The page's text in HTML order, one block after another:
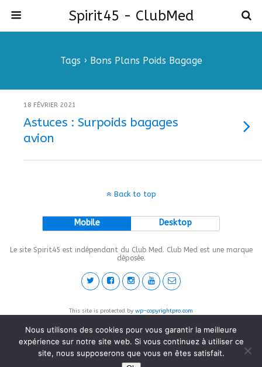
Spirit45 - ClubMed
Tags › Bons Plans Poids Bagage
18 FÉVRIER 2021
Astuces : Surpoids bagages
avion
Back to top
Mobile Desktop
Le site Spirit45 est indépendant du Club Med. Club Med est une marque
déposée.
This site is protected by wp-copyrightpro.com
Nous utilisons des cookies pour vous garantir la meilleure
expérience sur notre site web. Si vous continuez à utiliser ce
site, nous supposerons que vous en êtes satisfait.